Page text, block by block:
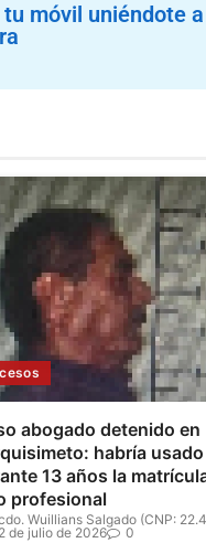
móvil uniéndote
abogado detenido en
habría usado
13 años la
profesional
Wuillians Salgado (CNP:
de julio de 2026
0